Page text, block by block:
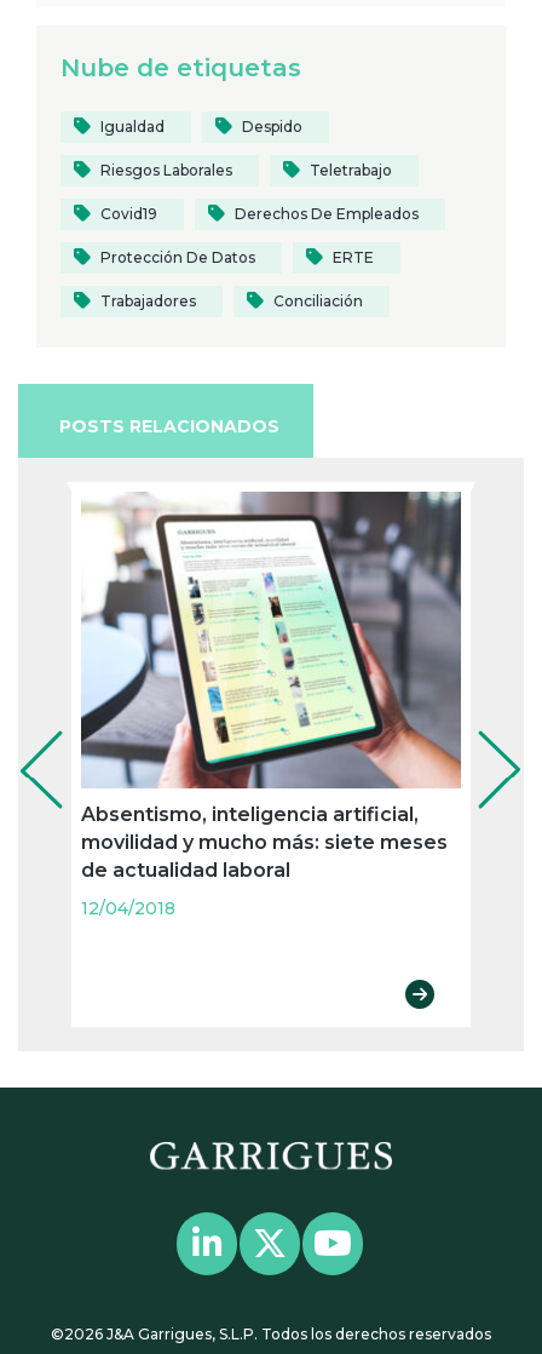
Nube de etiquetas
Igualdad Despido
Riesgos Laborales Teletrabajo
Covid19 Derechos De Empleados
Protección De Datos ERTE
Trabajadores Conciliación
POSTS RELACIONADOS
Absentismo, inteligencia artificial,
movilidad y mucho más: siete meses
de actualidad laboral
12/04/2018
©2026 J&A Garrigues, S.L.P. Todos los derechos reservados